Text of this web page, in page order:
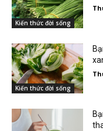
Kiến thức đời sống
Kiến thức đời sống